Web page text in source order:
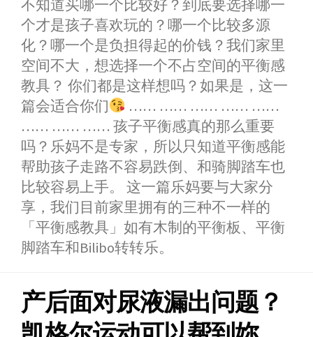
o
o
k
n
g
e
A
p
p
e
r
e
i
b
o
不知道买哪一个比较好？到底要选择哪一
个才是孩子喜欢玩的？哪一个比较多源
化？哪一个是负担得起的价钱？我们家里
空间不大，想选择一个不占空间的平衡感
教具？ 你们都是这样想吗？如果是，这一
篇会适合你们
…… …… …… …… ……
…… …… …… 孩子平衡感真的那么重要
吗？乐妈不是专家，所以只知道平衡感能
帮助孩子走路不容易跌倒、和骑脚踏车也
比较容易上手。 这一篇乐妈要与大家分
享，我们目前家里拥有的三种不一样的
「平衡感教具」如有木制的平衡板、平衡
脚踏车和Bilibo转转乐。
产后面对尿液漏出问题？